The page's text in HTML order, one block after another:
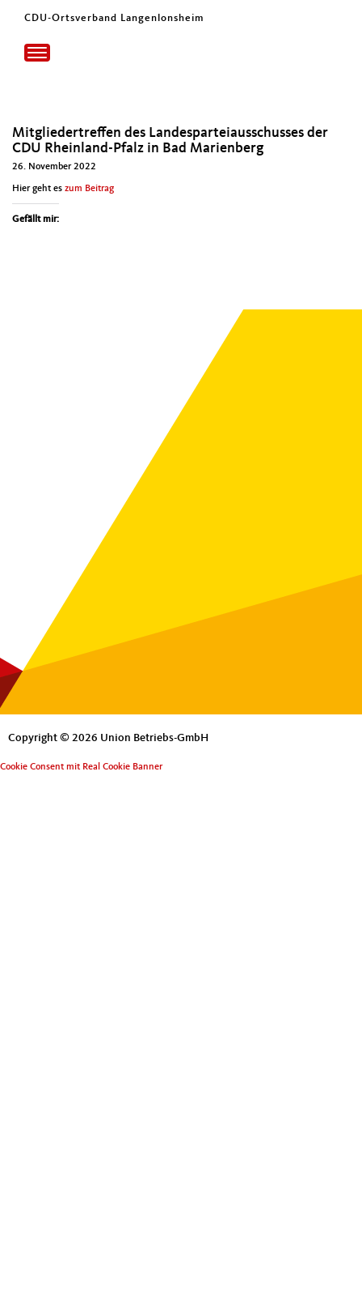
CDU-Ortsverband Langenlonsheim
Toggle
navigation
Mitgliedertreffen des Landesparteiausschusses der
CDU Rheinland-Pfalz in Bad Marienberg
26. November 2022
Hier geht es zum Beitrag
Gefällt mir:
Copyright © 2026 Union Betriebs-GmbH
Cookie Consent mit Real Cookie Banner